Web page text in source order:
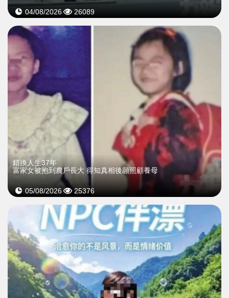
04/08/2026 26089
錯換人生37年
富家女被抱到農戶長大 得知真相後願照顧養母
05/08/2026 25376